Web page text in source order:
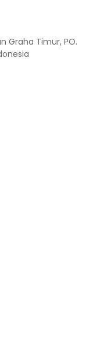
Graha Timur, PO.